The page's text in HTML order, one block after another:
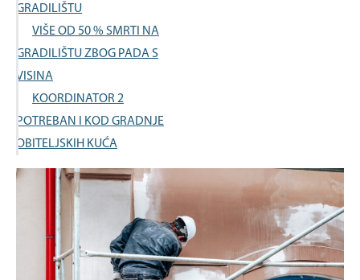
GRADILIŠTU
VIŠE OD 50 % SMRTI NA
GRADILIŠTU ZBOG PADA S
VISINA
KOORDINATOR 2
POTREBAN I KOD GRADNJE
OBITELJSKIH KUĆA